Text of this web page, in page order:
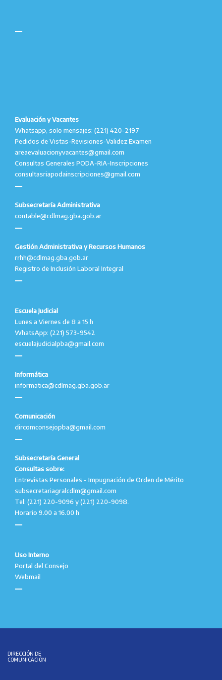
Evaluación y Vacantes
Whatsapp, solo mensajes: (221) 420-2197
Pedidos de Vistas-Revisiones-Validez Examen
areaevaluacionyvacantes@gmail.com
Consultas Generales PODA-RIA-Inscripciones
consultasriapodainscripciones@gmail.com
Subsecretaría Administrativa
contable@cdlmag.gba.gob.ar
Gestión Administrativa y Recursos Humanos
rrhh@cdlmag.gba.gob.ar
Registro de Inclusión Laboral Integral
Escuela Judicial
Lunes a Viernes de 8 a 15 h
WhatsApp: (221) 573-9542
escuelajudicialpba@gmail.com
Informática
informatica@cdlmag.gba.gob.ar
Comunicación
dircomconsejopba@gmail.com
Subsecretaría General
Consultas sobre:
Entrevistas Personales - Impugnación de Orden de Mérito
subsecretariagralcdlm@gmail.com
Tel: (221) 220-9096 y (221) 220-9098.
Horario 9.00 a 16.00 h
Uso Interno
Portal del Consejo
Webmail
DIRECCIÓN DE
COMUNICACIÓN